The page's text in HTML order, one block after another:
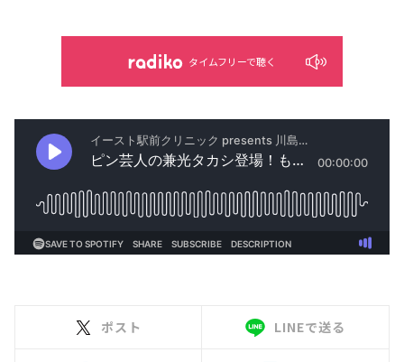
タイムフリーで聴く
ポスト LINEで送る